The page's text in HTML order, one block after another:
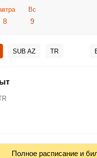
8
Вс
9
SUB AZ TR
Полное расписание и